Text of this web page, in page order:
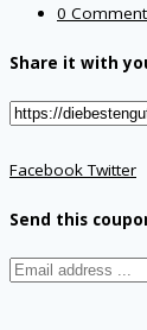
0
Share it with
FacebookTwitter
Send this